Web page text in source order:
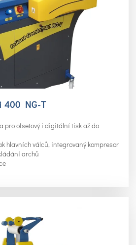
400 NG-T
pro ofsetový i digitální tisk až do
hlavních válců, integrovaný kompresor
archů